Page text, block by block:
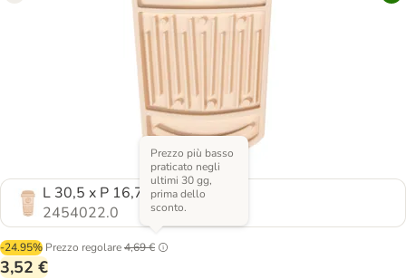
L 30,5 x P 16,7 x H 1,5 cm
2454022.0
-24.95% Prezzo regolare4,69 €
Prezzo più basso
praticato negli
ultimi 30 gg,
prima dello
sconto.
3,52 €